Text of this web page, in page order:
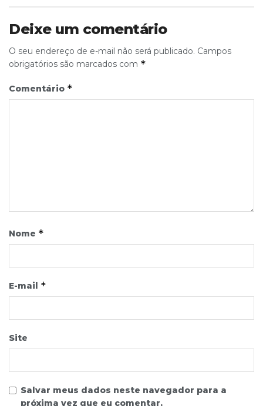
Deixe um comentário
O seu endereço de e-mail não será publicado. Campos
obrigatórios são marcados com *
Comentário *
Nome *
E-mail *
Site
Salvar meus dados neste navegador para a
próxima vez que eu comentar.